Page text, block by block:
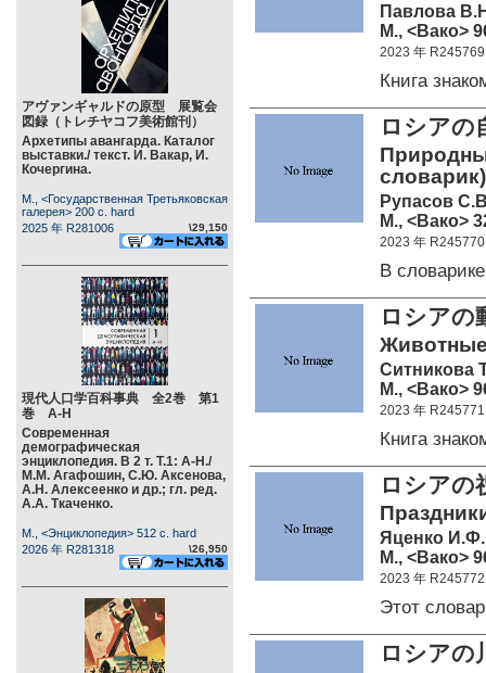
アヴァンギャルドの原型 展覧会
図録（トレチヤコフ美術館刊）
Архетипы авангарда. Каталог
выставки./ текст. И. Вакар, И.
Кочергина.
М., <Государственная Третьяковская
галерея> 200 c. hard
2025 年 R281006
\29,150
現代人口学百科事典 全2巻 第1
巻 А-Н
Современная
демографическая
энциклопедия. В 2 т. Т.1: А-Н./
М.М. Агафошин, С.Ю. Аксенова,
А.Н. Алексеенко и др.; гл. ред.
А.А. Ткаченко.
М., <Энциклопедия> 512 c. hard
2026 年 R281318
\26,950
Павлова
М., <Вако>
2023 年 R245769
Книга
ロシアの
словарик)
Рупасов
М., <Вако>
2023 年 R245770
В
ロシアの
Ситникова
М., <Вако>
2023 年 R245771
Книга
ロシアの
Яценко И.Ф.
М., <Вако>
2023 年 R245772
Этот
ロシアの